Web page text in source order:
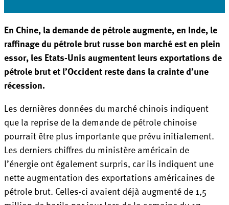
En Chine, la demande de pétrole augmente, en Inde, le
raffinage du pétrole brut russe bon marché est en plein
essor, les Etats-Unis augmentent leurs exportations de
pétrole brut et l’Occident reste dans la crainte d’une
récession.
Les dernières données du marché chinois indiquent
que la reprise de la demande de pétrole chinoise
pourrait être plus importante que prévu initialement.
Les derniers chiffres du ministère américain de
l’énergie ont également surpris, car ils indiquent une
nette augmentation des exportations américaines de
pétrole brut. Celles-ci avaient déjà augmenté de 1,5